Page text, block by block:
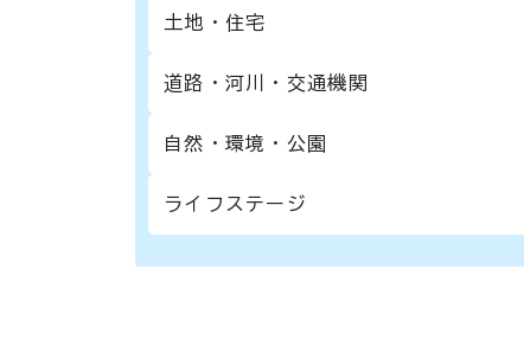
土地・住宅
道路・河川・交通機関
自然・環境・公園
ライフステージ